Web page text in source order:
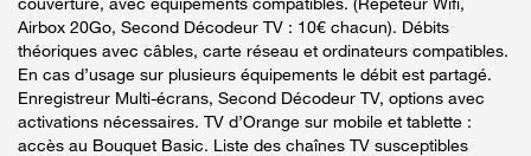
Airbox 20Go, Second Décodeur TV : 10€ chacun). Débits
théoriques avec câbles, carte réseau et ordinateurs compatibles.
En cas d’usage sur plusieurs équipements le débit est partagé.
Enregistreur Multi-écrans, Second Décodeur TV, options avec
activations nécessaires. TV d’Orange sur mobile et tablette :
accès au Bouquet Basic. Liste des chaînes TV susceptibles